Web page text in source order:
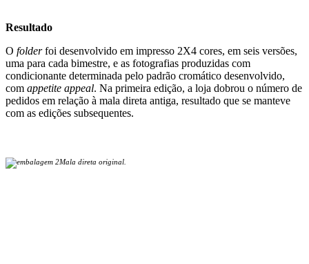
Resultado
O folderfoi desenvolvido em impresso 2X4 cores, em seis versões,
uma para cada bimestre, e as fotografias produzidas com
condicionante determinada pelo padrão cromático desenvolvido,
com appetite appeal. Na primeira edição, a loja dobrou o número de
pedidos em relação à mala direta antiga, resultado que se manteve
com as edições subsequentes.
Mala direta original.